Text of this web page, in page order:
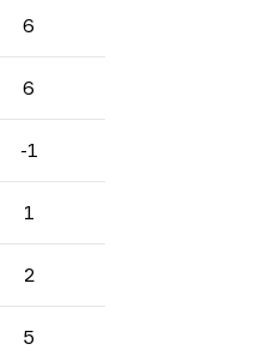
6
6
-1
1
2
5